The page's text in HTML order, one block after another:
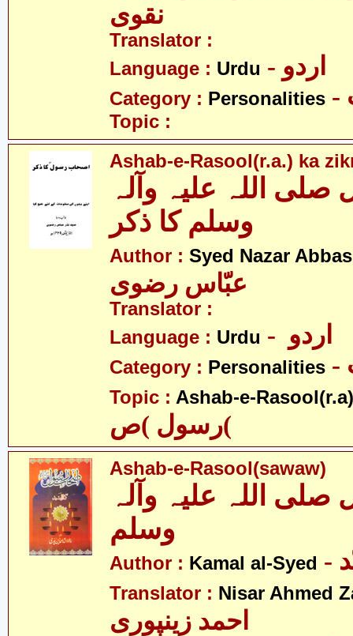
نقوی
Translator :
Language : Urdu - اردو
Category : Personalities
Topic :
Ashab-e-Rasool(r.a.) ka
اللہ علیہ وآلہ
Author : Syed Nazar
عبّاس رضوی
Translator :
Language : Urdu
Category : Personalities
Topic : Ashab-e-
رسول )ص(
Ashab-e-Rasool(sawaw)
اللہ علیہ وآلہ
وسلم
Author : Kamal al-Syed
Translator : Nisar Ahmed
احمد زینپوری